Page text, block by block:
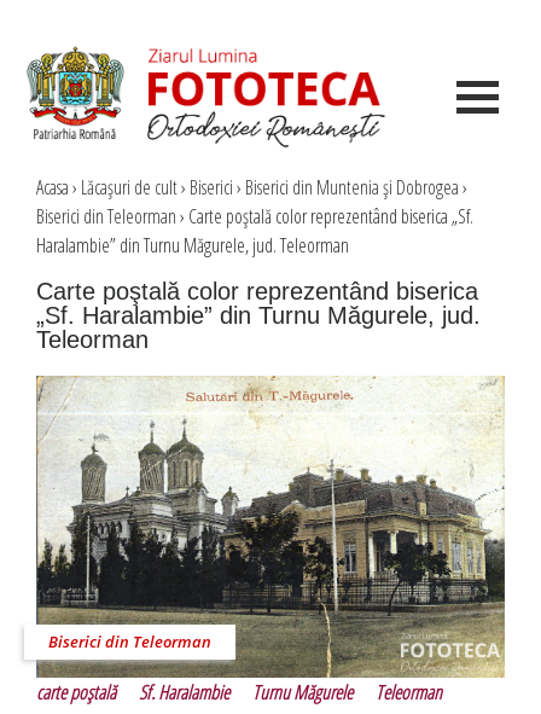
Acasa› Lăcaşuri de cult› Biserici› Biserici din Muntenia şi Dobrogea›
Biserici din Teleorman› Carte poştală color reprezentând biserica „Sf.
Haralambie” din Turnu Măgurele, jud. Teleorman
Carte poştală color reprezentând biserica
„Sf. Haralambie” din Turnu Măgurele, jud.
Teleorman
Biserici din Teleorman
carte poştală Sf. Haralambie Turnu Măgurele Teleorman